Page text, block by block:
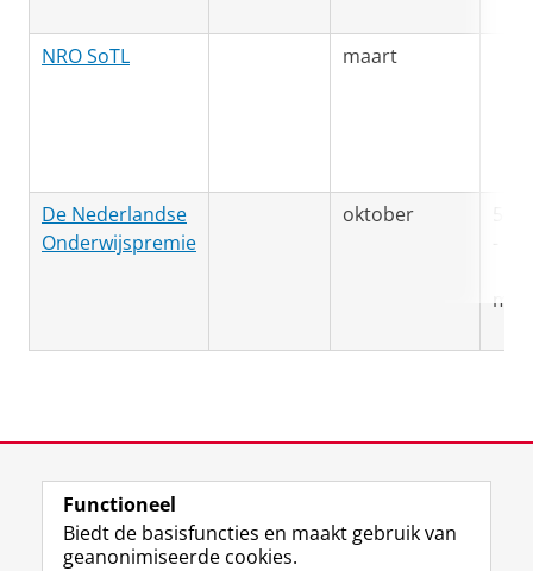
NRO SoTL maart
De Nederlandse
Onderwijspremie
oktober
View this page in:English
Functioneel
Biedt de basisfuncties en maakt gebruik van
geanonimiseerde cookies.